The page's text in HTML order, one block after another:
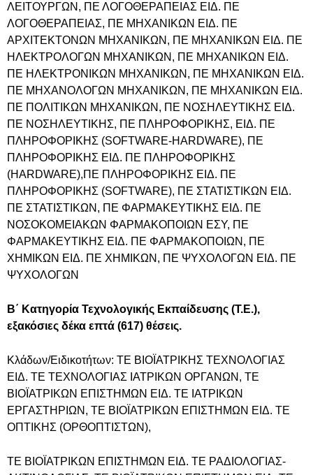
ΛΕΙΤΟΥΡΓΩΝ, ΠΕ ΛΟΓΟΘΕΡΑΠΕΙΑΣ ΕΙΔ. ΠΕ
ΛΟΓΟΘΕΡΑΠΕΙΑΣ, ΠΕ ΜΗΧΑΝΙΚΩΝ ΕΙΔ. ΠΕ
ΑΡΧΙΤΕΚΤΟΝΩΝ ΜΗΧΑΝΙΚΩΝ, ΠΕ ΜΗΧΑΝΙΚΩΝ ΕΙΔ. ΠΕ
ΗΛΕΚΤΡΟΛΟΓΩΝ ΜΗΧΑΝΙΚΩΝ, ΠΕ ΜΗΧΑΝΙΚΩΝ ΕΙΔ.
ΠΕ ΗΛΕΚΤΡΟΝΙΚΩΝ ΜΗΧΑΝΙΚΩΝ, ΠΕ ΜΗΧΑΝΙΚΩΝ ΕΙΔ.
ΠΕ ΜΗΧΑΝΟΛΟΓΩΝ ΜΗΧΑΝΙΚΩΝ, ΠΕ ΜΗΧΑΝΙΚΩΝ ΕΙΔ.
ΠΕ ΠΟΛΙΤΙΚΩΝ ΜΗΧΑΝΙΚΩΝ, ΠΕ ΝΟΣΗΛΕΥΤΙΚΗΣ ΕΙΔ.
ΠΕ ΝΟΣΗΛΕΥΤΙΚΗΣ, ΠΕ ΠΛΗΡΟΦΟΡΙΚΗΣ, ΕΙΔ. ΠΕ
ΠΛΗΡΟΦΟΡΙΚΗΣ (SOFTWARE-HARDWARE), ΠΕ
ΠΛΗΡΟΦΟΡΙΚΗΣ ΕΙΔ. ΠΕ ΠΛΗΡΟΦΟΡΙΚΗΣ
(HARDWARE),ΠΕ ΠΛΗΡΟΦΟΡΙΚΗΣ ΕΙΔ. ΠΕ
ΠΛΗΡΟΦΟΡΙΚΗΣ (SOFTWARE), ΠΕ ΣΤΑΤΙΣΤΙΚΩΝ ΕΙΔ.
ΠΕ ΣΤΑΤΙΣΤΙΚΩΝ, ΠΕ ΦΑΡΜΑΚΕΥΤΙΚΗΣ ΕΙΔ. ΠΕ
ΝΟΣΟΚΟΜΕΙΑΚΩΝ ΦΑΡΜΑΚΟΠΟΙΩΝ ΕΣΥ, ΠΕ
ΦΑΡΜΑΚΕΥΤΙΚΗΣ ΕΙΔ. ΠΕ ΦΑΡΜΑΚΟΠΟΙΩΝ, ΠΕ
ΧΗΜΙΚΩΝ ΕΙΔ. ΠΕ ΧΗΜΙΚΩΝ, ΠΕ ΨΥΧΟΛΟΓΩΝ ΕΙΔ. ΠΕ
ΨΥΧΟΛΟΓΩΝ
Β΄ Κατηγορία Τεχνολογικής Εκπαίδευσης (Τ.Ε.),
εξακόσιες δέκα επτά (617) θέσεις.
Κλάδων/Ειδικοτήτων: ΤΕ ΒΙΟΪΑΤΡΙΚΗΣ ΤΕΧΝΟΛΟΓΙΑΣ
ΕΙΔ. ΤΕ ΤΕΧΝΟΛΟΓΙΑΣ ΙΑΤΡΙΚΩΝ ΟΡΓΑΝΩΝ, ΤΕ
ΒΙΟΪΑΤΡΙΚΩΝ ΕΠΙΣΤΗΜΩΝ ΕΙΔ. ΤΕ ΙΑΤΡΙΚΩΝ
ΕΡΓΑΣΤΗΡΙΩΝ, ΤΕ ΒΙΟΪΑΤΡΙΚΩΝ ΕΠΙΣΤΗΜΩΝ ΕΙΔ. ΤΕ
ΟΠΤΙΚΗΣ (ΟΡΘΟΠΤΙΣΤΩΝ),
ΤΕ ΒΙΟΪΑΤΡΙΚΩΝ ΕΠΙΣΤΗΜΩΝ ΕΙΔ. ΤΕ ΡΑΔΙΟΛΟΓΙΑΣ-